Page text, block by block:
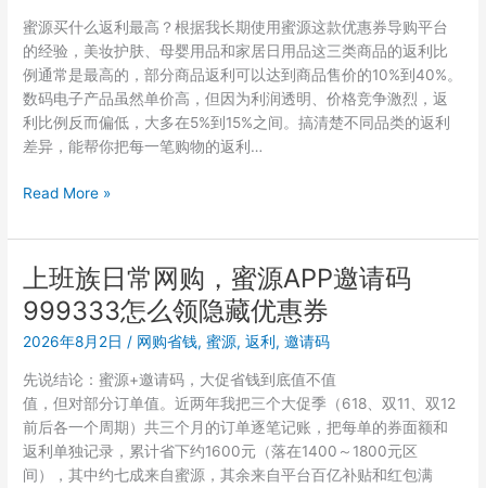
手
妈
妈
邀
请
码
到
适
合
什
么
样
宝
妈？
蜜源买什么返利最高？根据我长期使用蜜源这款优惠券导购平台
的经验，美妆护肤、母婴用品和家居日用品这三类商品的返利比
例通常是最高的，部分商品返利可以达到商品售价的10%到40%。
数码电子产品虽然单价高，但因为利润透明、价格竞争激烈，返
利比例反而偏低，大多在5%到15%之间。搞清楚不同品类的返利
差异，能帮你把每一笔购物的返利…
蜜
不
同
品
类
返
差
异
测
评：
邀
Read More »
上班族日常网购，蜜源APP邀请码
999333怎么领隐藏优惠券
2026年8月2日/ 网购省钱,蜜源,返利 ,邀请码
先说结论：蜜源+邀请码，大促省钱到底值不值
值，但对部分订单值。近两年我把三个大促季（618、双11、双12
前后各一个周期）共三个月的订单逐笔记账，把每单的券面额和
返利单独记录，累计省下约1600元（落在1400～1800元区
间），其中约七成来自蜜源，其余来自平台百亿补贴和红包满